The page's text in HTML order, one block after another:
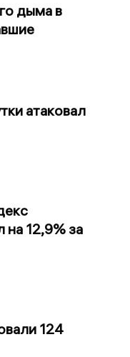
дыма в
атаковал
на 12,9% за
124